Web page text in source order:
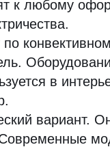
к любому
в
вариант.